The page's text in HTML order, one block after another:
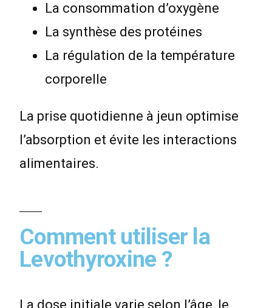
La consommation d’oxygène
La synthèse des protéines
La régulation de la température
corporelle
La prise quotidienne à jeun optimise
l’absorption et évite les interactions
alimentaires.
Comment utiliser la
Levothyroxine ?
La dose initiale varie selon l’âge, le